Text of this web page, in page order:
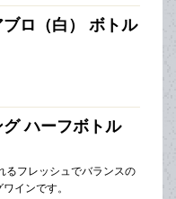
ロ（白） ボトル
ハーフボトル
るフレッシュでバランスの
インです。